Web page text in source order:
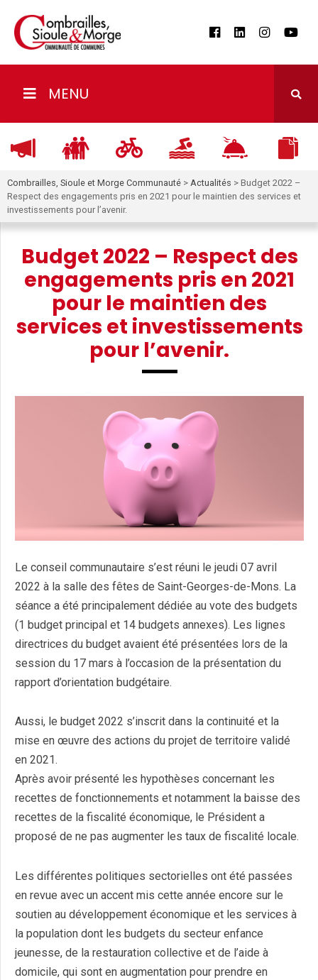
MENU
Combrailles, Sioule et Morge Communauté > Actualités > Budget 2022 –
Respect des engagements pris en 2021 pour le maintien des services et
investissements pour l’avenir.
Budget 2022 – Respect des
engagements pris en 2021
pour le maintien des
services et investissements
pour l’avenir.
Le conseil communautaire s’est réuni le jeudi 07 avril
2022 à la salle des fêtes de Saint-Georges-de-Mons. La
séance a été principalement dédiée au vote des budgets
(1 budget principal et 14 budgets annexes). Les lignes
directrices du budget avaient été présentées lors de la
session du 17 mars à l’occasion de la présentation du
rapport d’orientation budgétaire.
Aussi, le budget 2022 s’inscrit dans la continuité et la
mise en œuvre des actions du projet de territoire validé
en 2021.
Après avoir présenté les hypothèses concernant les
recettes de fonctionnements et notamment la baisse des
recettes de la fiscalité économique, le Président a
proposé de ne pas augmenter les taux de fiscalité locale.
Les différentes politiques sectorielles ont été passées
en revue avec un accent mis cette année encore sur le
soutien au développement économique et les services à
la population dont les budgets du secteur enfance
jeunesse, de la restauration collective et de l’aide à
domicile, qui sont en augmentation pour prendre en